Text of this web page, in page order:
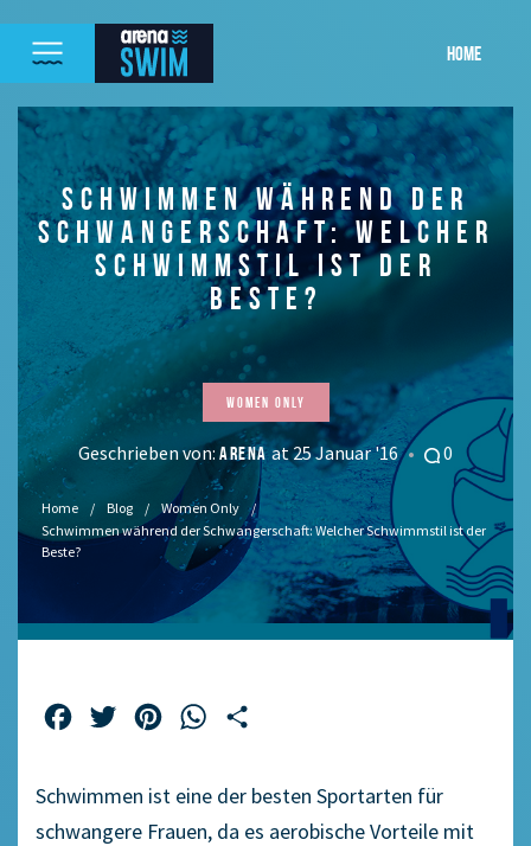
HOME
SCHWIMMEN WÄHREND DER
SCHWANGERSCHAFT: WELCHER
SCHWIMMSTIL IST DER
BESTE?
Women Only
Geschrieben von: ARENAat 25 Januar '16 0
Home Blog
Women Only
Schwimmen während der Schwangerschaft: Welcher Schwimmstil ist der
Beste?
FacebookTwitterPinterestWhatsApp
Schwimmen ist eine der besten Sportarten für
schwangere Frauen, da es aerobische Vorteile mit